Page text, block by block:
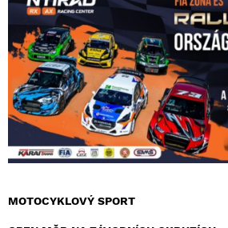
MOTOCYKLOVÝ SPORT